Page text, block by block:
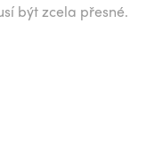
být zcela přesné.